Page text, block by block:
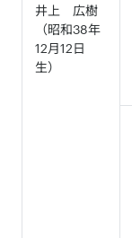
井上 広樹
（昭和38年
12月12日
生）